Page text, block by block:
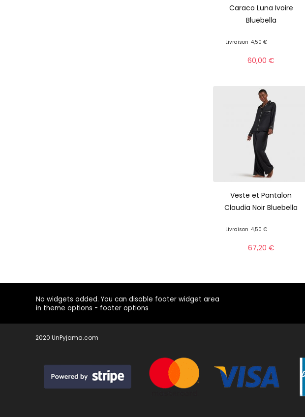
Caraco Luna Ivoire
Bluebella
Livraison 4,50 €
60,00€
Veste et Pantalon
Claudia Noir Bluebella
Livraison 4,50 €
67,20 €
No widgets added. You can disable footer widget area
in theme options - footer options
2020 UnPyjama.com